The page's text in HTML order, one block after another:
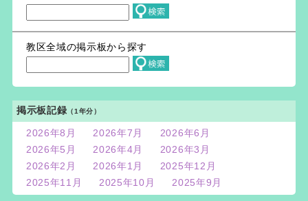
教区全域の掲示板から探す
掲示板記録 （1年分）
2026年8月 2026年7月
2026年6月
2026年5月
2026年4月
2026年3月
2026年2月
2026年1月
2025年12月
2025年11月
2025年10月 2025年9月